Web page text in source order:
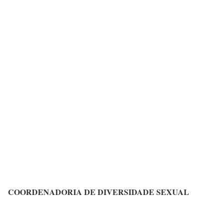
COORDENADORIA DE DIVERSIDADE SEXUAL